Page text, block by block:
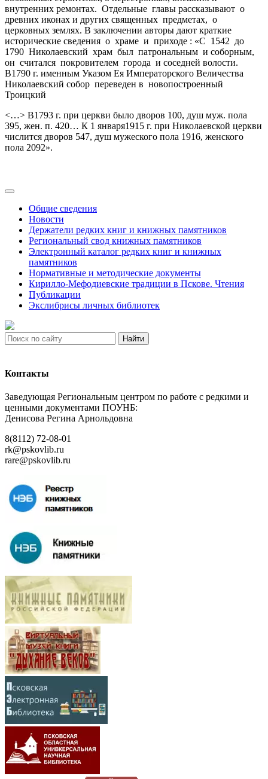
внутренних ремонтах. Отдельные главы рассказывают о
древних иконах и других священных предметах, о
церковных землях. В заключении авторы дают краткие
исторические сведения о храме и приходе : «С 1542 до
1790 Николаевский храм был патрональным и соборным,
он считался покровителем города и соседней волости.
В1790 г. именным Указом Ея Императорского Величества
Николаевский собор переведен в новопостроенный
Троицкий
<…> В1793 г. при церкви было дворов 100, душ муж. пола
395, жен. п. 420… К 1 января1915 г. при Николаевской церкви
числится дворов 547, душ мужеского пола 1916, женского
пола 2092».
Общие сведения
Новости
Держатели редких книг и книжных памятников
Региональный свод книжных памятников
Электронный каталог редких книг и книжных
памятников
Нормативные и методические документы
Кирилло-Мефодиевские традиции в Пскове. Чтения
Публикации
Экслибрисы личных библиотек
Найти
Контакты
Заведующая Региональным центром по работе с редкими и
ценными документами ПОУНБ:
Денисова Регина Арнольдовна
8(8112) 72-08-01
rk@pskovlib.ru
rare@pskovlib.ru